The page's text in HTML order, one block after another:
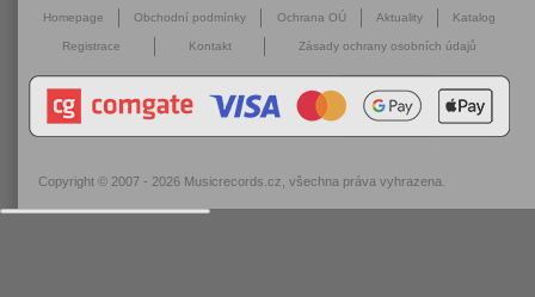
Homepage Obchodní podmínky Ochrana OÚ Aktuality Katalog
Registrace Kontakt Zásady ochrany osobních údajů
Copyright © 2007 - 2026 Musicrecords.cz , všechna práva vyhrazena.